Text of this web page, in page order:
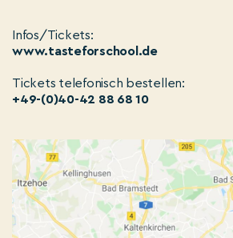
Infos/Tickets:
www.tasteforschool.de
Tickets telefonisch bestellen:
+49-(0)40-42 88 68 10